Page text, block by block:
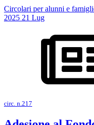
Circolari per alunni e
2025 21 Lug
circ. n.217